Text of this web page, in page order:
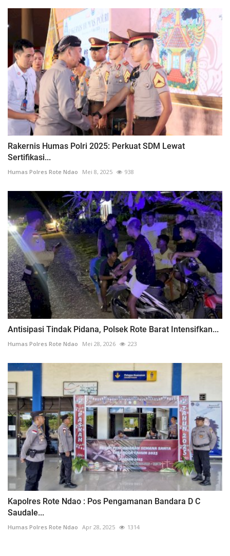
Rakernis Humas Polri 2025: Perkuat SDM Lewat
Sertifikasi...
Humas Polres Rote Ndao Mei 8, 2025 938
Antisipasi Tindak Pidana, Polsek Rote Barat Intensifkan...
Humas Polres Rote Ndao Mei 28, 2026 223
Kapolres Rote Ndao : Pos Pengamanan Bandara D C
Saudale...
Humas Polres Rote Ndao Apr 28, 2025 1314